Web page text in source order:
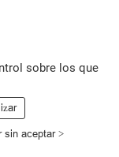
sobre los que
sin aceptar >